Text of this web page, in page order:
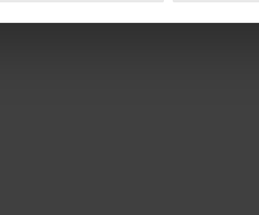
cookies om content en advertenties te
en analyse. Deze partners kunnen
die ze hebben verzameld op basis van uw